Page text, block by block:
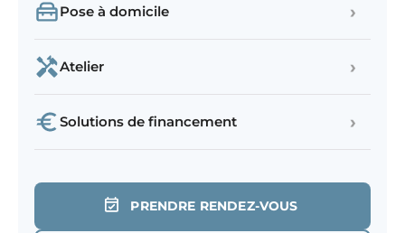
Pose à domicile ›
Atelier ›
Solutions de financement ›
PRENDRE RENDEZ-VOUS